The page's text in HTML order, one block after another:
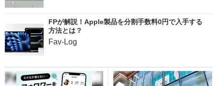
FPが解説！Apple製品を分割手数料0円で入手する
方法とは？
Fav-Log